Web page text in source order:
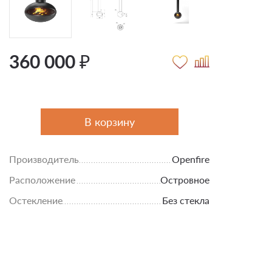
360 000 ₽
В корзину
Производитель
Openfire
Расположение
Островное
Остекление
Без стекла